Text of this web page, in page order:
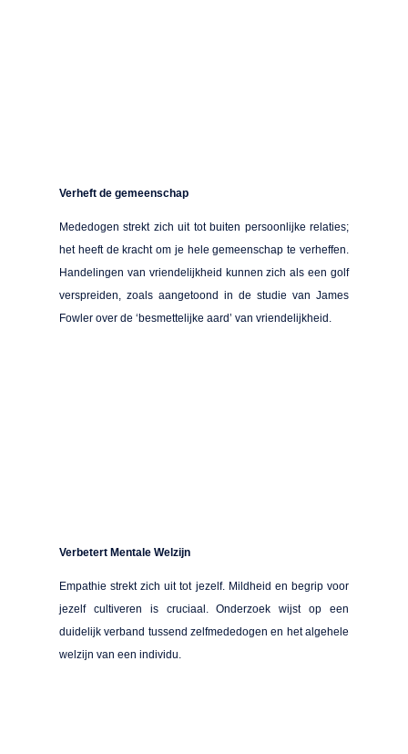
Verheft de gemeenschap
Mededogen strekt zich uit tot buiten persoonlijke relaties;
het heeft de kracht om je hele gemeenschap te verheffen.
Handelingen van vriendelijkheid kunnen zich als een golf
verspreiden, zoals aangetoond in de studie van James
Fowler over de ‘besmettelijke aard’ van vriendelijkheid.
Verbetert Mentale Welzijn
Empathie strekt zich uit tot jezelf. Mildheid en begrip voor
jezelf cultiveren is cruciaal. Onderzoek wijst op een
duidelijk verband tussend zelfmededogen en het algehele
welzijn van een individu.